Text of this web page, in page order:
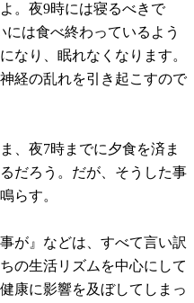
。夜9時には寝るべきで
は食べ終わっているよう
なり、眠れなくなります。
経の乱れを引き起こすので
、夜7時までに夕食を済ま
だろう。だが、そうした事
らす。
が』などは、すべて言い訳
の生活リズムを中心にして
康に影響を及ぼしてしまっ